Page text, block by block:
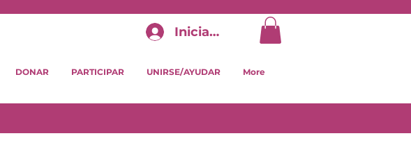
Iniciar sesión
DONAR PARTICIPAR UNIRSE/AYUDAR More